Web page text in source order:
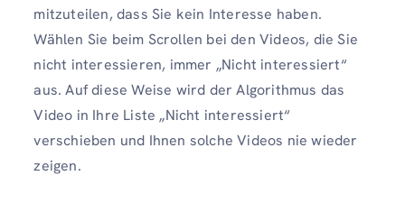
mitzuteilen, dass Sie kein Interesse haben.
Wählen Sie beim Scrollen bei den Videos, die Sie
nicht interessieren, immer „Nicht interessiert“
aus. Auf diese Weise wird der Algorithmus das
Video in Ihre Liste „Nicht interessiert“
verschieben und Ihnen solche Videos nie wieder
zeigen.